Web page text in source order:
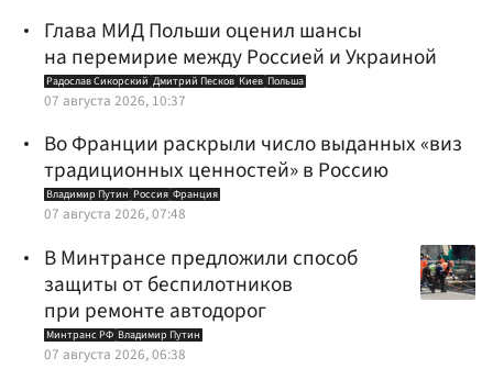
Глава МИД Польши оценил шансы
на перемирие между Россией и Украиной
Радослав Сикорский Дмитрий Песков Киев Польша
07 августа 2026, 10:37
Во Франции раскрыли число выданных «виз
традиционных ценностей» в Россию
Владимир Путин Россия Франция
07 августа 2026, 07:48
В Минтрансе предложили способ
защиты от беспилотников
при ремонте автодорог
Минтранс РФ Владимир Путин
07 августа 2026, 06:38